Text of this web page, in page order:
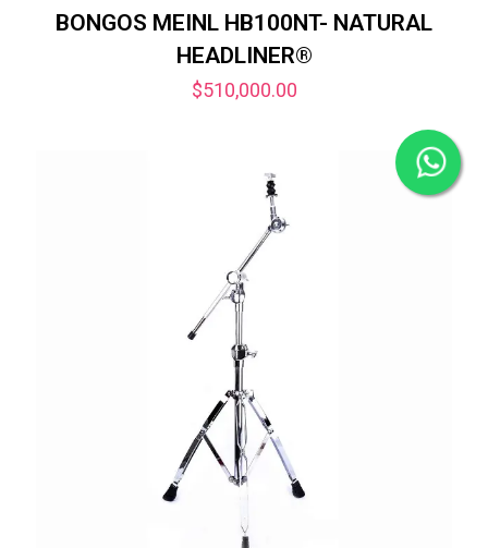
BONGOS MEINL HB100NT- NATURAL
HEADLINER®
$510,000.00